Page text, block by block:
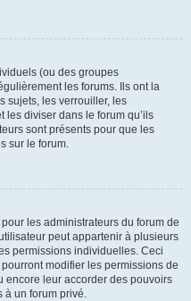
(ou des groupes
les forums. Ils ont la
sujets, les verrouiller, les
les diviser dans le forum qu’ils
sont présents pour que les
sur le forum.
les administrateurs du forum de
peut appartenir à plusieurs
permissions individuelles. Ceci
modifier les permissions de
encore leur accorder des pouvoirs
à un forum privé.